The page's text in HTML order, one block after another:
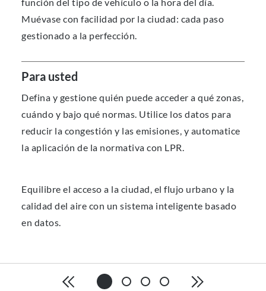
Muévase con facilidad por la ciudad: cada paso
gestionado a la perfección.
Para usted
Defina y gestione quién puede acceder a qué zonas,
cuándo y bajo qué normas. Utilice los datos para
reducir la congestión y las emisiones, y automatice
la aplicación de la normativa con LPR.
Equilibre el acceso a la ciudad, el flujo urbano y la
calidad del aire con un sistema inteligente basado
en datos.